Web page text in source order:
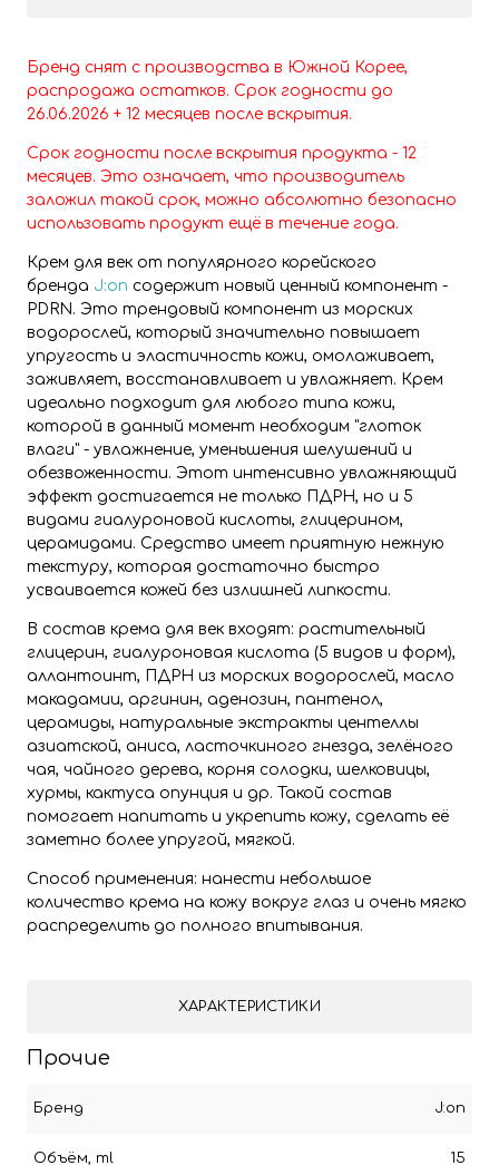
Бренд снят с производства в Южной Корее,
распродажа остатков. Срок годности до
26.06.2026 + 12 месяцев после вскрытия.
Срок годности после вскрытия продукта - 12
месяцев. Это означает, что производитель
заложил такой срок, можно абсолютно безопасно
использовать продукт ещё в течение года.
Крем для век от популярного корейского
бренда J:on содержит новый ценный компонент -
PDRN. Это трендовый компонент из морских
водорослей, который значительно повышает
упругость и эластичность кожи, омолаживает,
заживляет, восстанавливает и увлажняет. Крем
идеально подходит для любого типа кожи,
которой в данный момент необходим "глоток
влаги" - увлажнение, уменьшения шелушений и
обезвоженности. Этот интенсивно увлажняющий
эффект достигается не только ПДРН, но и 5
видами гиалуроновой кислоты, глицерином,
церамидами. Средство имеет приятную нежную
текстуру, которая достаточно быстро
усваивается кожей без излишней липкости.
В состав крема для век входят: растительный
глицерин, гиалуроновая кислота (5 видов и форм),
аллантоинт, ПДРН из морских водорослей, масло
макадамии, аргинин, аденозин, пантенол,
церамиды, натуральные экстракты центеллы
азиатской, аниса, ласточкиного гнезда, зелёного
чая, чайного дерева, корня солодки, шелковицы,
хурмы, кактуса опунция и др. Такой состав
помогает напитать и укрепить кожу, сделать её
заметно более упругой, мягкой.
Способ применения: нанести небольшое
количество крема на кожу вокруг глаз и очень мягко
распределить до полного впитывания.
ХАРАКТЕРИСТИКИ
Прочие
Бренд J:on
Объём, ml 15